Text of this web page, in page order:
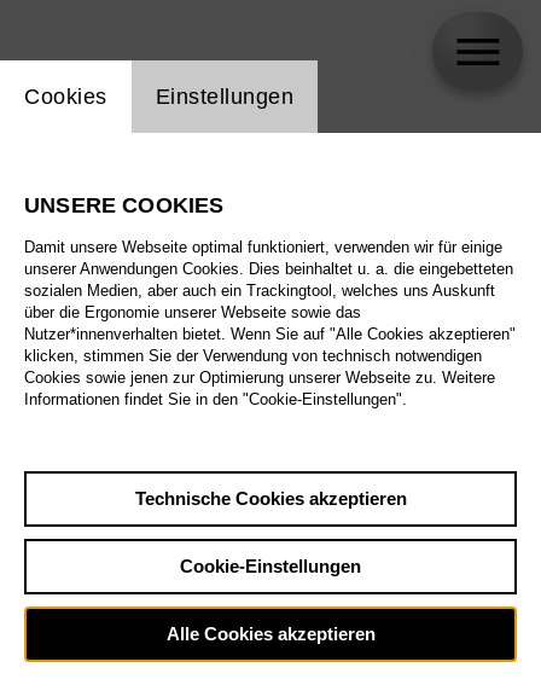
Einstellung Website Cookie
Cookies Einstellungen
UNSERE COOKIES
Damit unsere Webseite optimal funktioniert, verwenden wir für einige
unserer Anwendungen Cookies. Dies beinhaltet u. a. die eingebetteten
sozialen Medien, aber auch ein Trackingtool, welches uns Auskunft
über die Ergonomie unserer Webseite sowie das
Nutzer*innenverhalten bietet. Wenn Sie auf "Alle Cookies akzeptieren"
klicken, stimmen Sie der Verwendung von technisch notwendigen
Cookies sowie jenen zur Optimierung unserer Webseite zu. Weitere
Informationen findet Sie in den "Cookie-Einstellungen".
Technische Cookies akzeptieren
Cookie-Einstellungen
Alle Cookies akzeptieren